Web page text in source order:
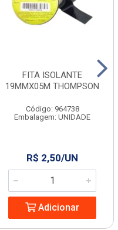
FITA ISOLANTE
19MMX05M THOMPSON
Código: 964738
Embalagem: UNIDADE
R$ 2,50/UN
Adicionar